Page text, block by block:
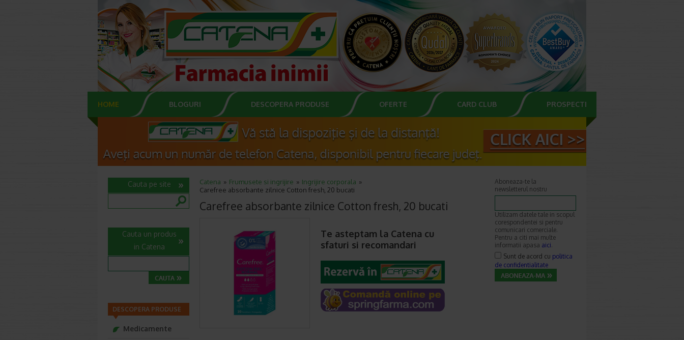
HOME BLOGURI DESCOPERA PRODUSE OFERTE CARD CLUB PROSPECTE
Catena Frumusete si ingrijire
Ingrijire corporala
Carefree absorbante zilnice Cotton fresh, 20 bucati
Carefree absorbante zilnice Cotton fresh, 20 bucati
Te asteptam la Catena cu
sfaturi si recomandari
Cauta pe site
Cauta un produs
in Catena
DESCOPERA PRODUSE
Medicamente
Aboneaza-te la
newsletterul nostru
Utilizam datele tale in scopul
corespondentei si pentru
comunicari comerciale.
Pentru a citi mai multe
informatii apasa aici.
Sunt de acord cu politica
de confidentialitate